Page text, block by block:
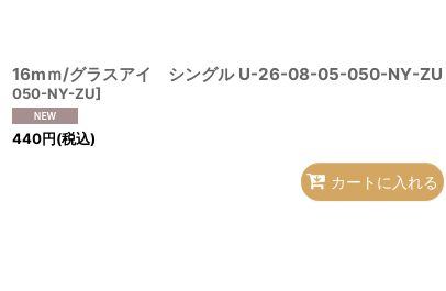
16mｍ/グラスアイ シングル U-26-08-05-050-NY-ZU
050-NY-ZU]
440円(税込)
カートに入れる